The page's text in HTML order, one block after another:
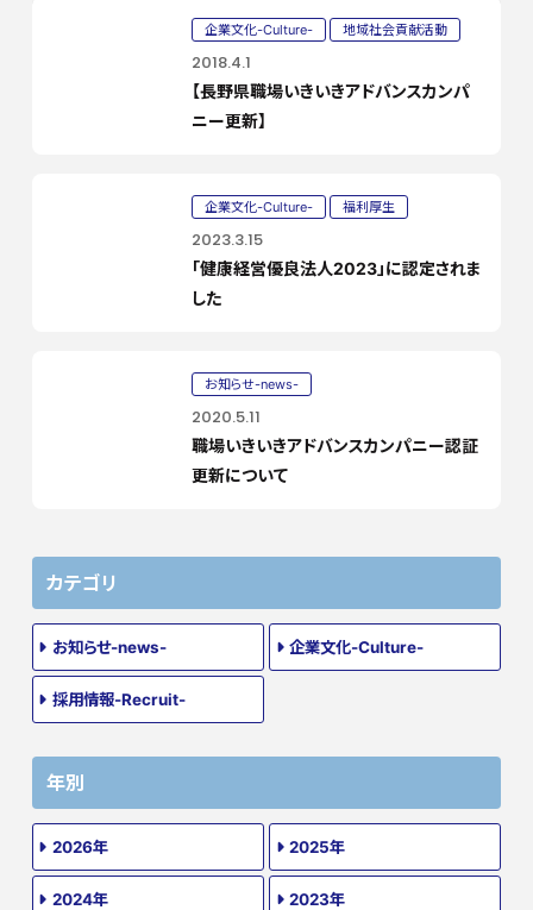
企業文化-Culture- 地域社会貢献活動
2018.4.1
【長野県職場いきいきアドバンスカンパ
ニー更新】
企業文化-Culture- 福利厚生
2023.3.15
「健康経営優良法人2023」に認定されま
した
お知らせ-news-
2020.5.11
職場いきいきアドバンスカンパニー認証
更新について
カテゴリ
お知らせ-news- 企業文化-Culture-
採用情報-Recruit-
年別
2026年 2025年
2024年 2023年